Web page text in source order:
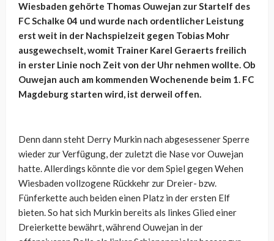
Wiesbaden gehörte Thomas Ouwejan zur Startelf des
FC Schalke 04 und wurde nach ordentlicher Leistung
erst weit in der Nachspielzeit gegen Tobias Mohr
ausgewechselt, womit Trainer Karel Geraerts freilich
in erster Linie noch Zeit von der Uhr nehmen wollte. Ob
Ouwejan auch am kommenden Wochenende beim 1. FC
Magdeburg starten wird, ist derweil offen.
Denn dann steht Derry Murkin nach abgesessener Sperre
wieder zur Verfügung, der zuletzt die Nase vor Ouwejan
hatte. Allerdings könnte die vor dem Spiel gegen Wehen
Wiesbaden vollzogene Rückkehr zur Dreier- bzw.
Fünferkette auch beiden einen Platz in der ersten Elf
bieten. So hat sich Murkin bereits als linkes Glied einer
Dreierkette bewährt, während Ouwejan in der